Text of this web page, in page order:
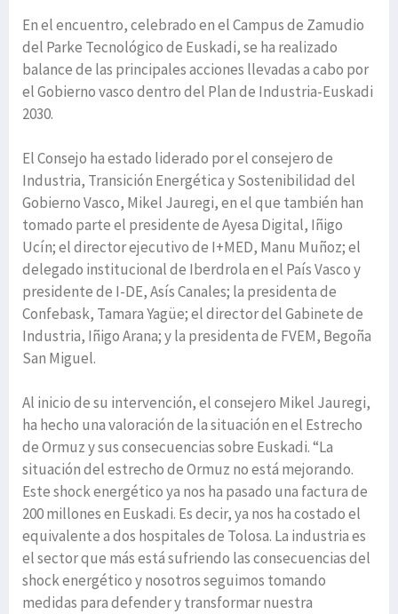
En el encuentro, celebrado en el Campus de Zamudio
del Parke Tecnológico de Euskadi, se ha realizado
balance de las principales acciones llevadas a cabo por
el Gobierno vasco dentro del Plan de Industria-Euskadi
2030.
El Consejo ha estado liderado por el consejero de
Industria, Transición Energética y Sostenibilidad del
Gobierno Vasco, Mikel Jauregi, en el que también han
tomado parte el presidente de Ayesa Digital, Iñigo
Ucín; el director ejecutivo de I+MED, Manu Muñoz; el
delegado institucional de Iberdrola en el País Vasco y
presidente de I-DE, Asís Canales; la presidenta de
Confebask, Tamara Yagüe; el director del Gabinete de
Industria, Iñigo Arana; y la presidenta de FVEM, Begoña
San Miguel.
Al inicio de su intervención, el consejero Mikel Jauregi,
ha hecho una valoración de la situación en el Estrecho
de Ormuz y sus consecuencias sobre Euskadi. “La
situación del estrecho de Ormuz no está mejorando.
Este shock energético ya nos ha pasado una factura de
200 millones en Euskadi. Es decir, ya nos ha costado el
equivalente a dos hospitales de Tolosa. La industria es
el sector que más está sufriendo las consecuencias del
shock energético y nosotros seguimos tomando
medidas para defender y transformar nuestra